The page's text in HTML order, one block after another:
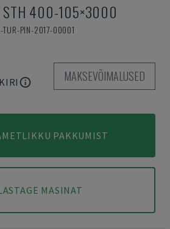
STH 400-105×3000
TUR-PIN-2017-00001
MAKSEVÕIMALUSED
PAKKUMIST
MASINAT